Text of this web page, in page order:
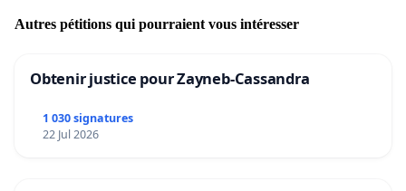
Autres pétitions qui pourraient vous intéresser
Obtenir justice pour Zayneb-Cassandra
1 030 signatures
22 Jul 2026